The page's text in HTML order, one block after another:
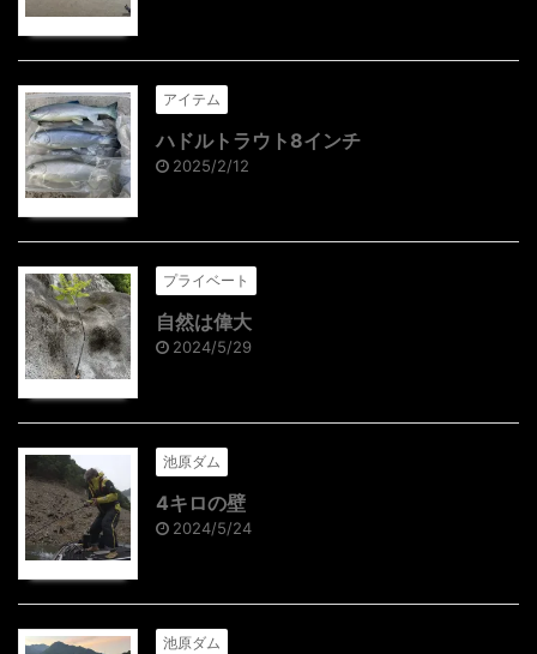
アイテム
ハドルトラウト8インチ
2025/2/12
プライベート
自然は偉大
2024/5/29
池原ダム
4キロの壁
2024/5/24
池原ダム